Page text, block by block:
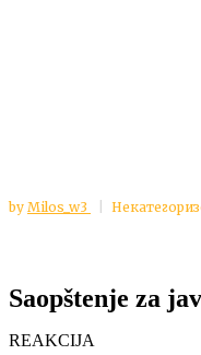
by Milos_w3
Saopštenje za
REAKCIJA